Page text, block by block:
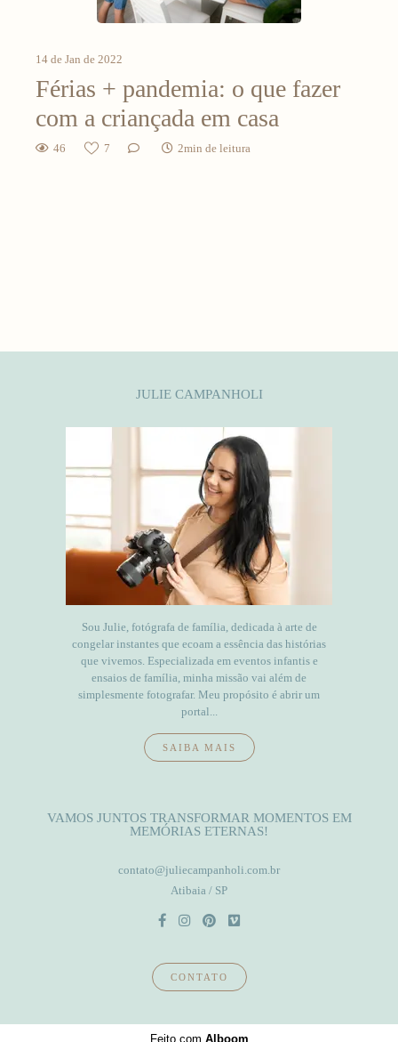
14 de Jan de 2022
Férias + pandemia: o que fazer
com a criançada em casa
46 7 2min de leitura
JULIE CAMPANHOLI
Sou Julie, fotógrafa de família, dedicada à arte de
congelar instantes que ecoam a essência das histórias
que vivemos. Especializada em eventos infantis e
ensaios de família, minha missão vai além de
simplesmente fotografar. Meu propósito é abrir um
portal...
SAIBA MAIS
VAMOS JUNTOS TRANSFORMAR MOMENTOS EM
MEMÓRIAS ETERNAS!
contato@juliecampanholi.com.br
Atibaia / SP
CONTATO
Feito com Alboom